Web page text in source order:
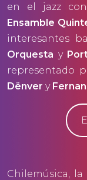
en el jazz
Ensamble
interesantes
Orquesta y
representado
Dënver y
Chilemúsica
,